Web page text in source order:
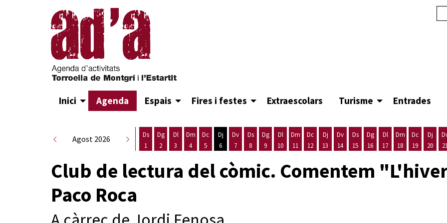
Inici Agenda Espais Fires i festes Extraescolars Turisme Entrades
Agost 2026
Ds
1
Dg
2
Dl
3
Dm
4
Dc
5
Dj
6
Dv
7
Ds
8
Dg
9
Dl
10
Dm
11
Dc
12
Dj
13
Dv
14
Ds
15
Dg
16
Dl
17
Dm
18
Dc
19
Dj
20
Club de lectura del còmic. Comentem
Paco Roca